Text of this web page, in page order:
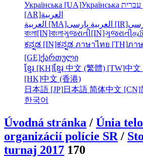
Українська [UA]Українська
[AR]العربية
العربية [MA]
العربية پارسی [IR]
বাংলা[IN]বাংলাગુજરાતી[IN]ગુજરાતી
ಕನ್ನಡ [IN]ಕನ್ನಡ ภาษาไทย [TH]ภา
[GE]ქართული
ខ្មែរ [KH]ខ្មែរ 中文 (繁體) [TW]中文
[HK]中文 (香港)
日本語 [JP]日本語 简体中文 [CN]
한국어
Úvodná stránka / Únia
organizácií polície SR /
turnaj 2017 170